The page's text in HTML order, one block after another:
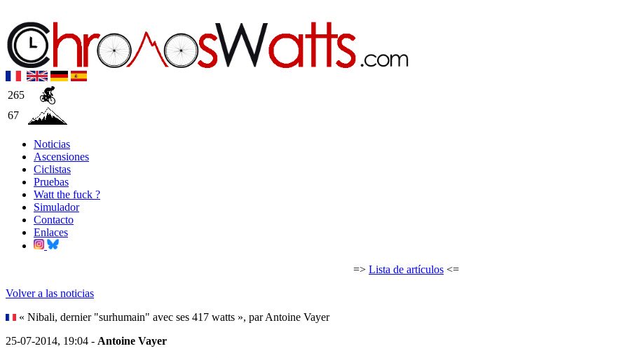
265
67
Noticias
Ascensiones
Ciclistas
Pruebas
Watt the fuck ?
Simulador
Contacto
Enlaces
=> Lista de artículos <=
Volver a las noticias
« Nibali, dernier "surhumain" avec ses 417 watts », par Antoine Vayer
25-07-2014, 19:04 - Antoine Vayer